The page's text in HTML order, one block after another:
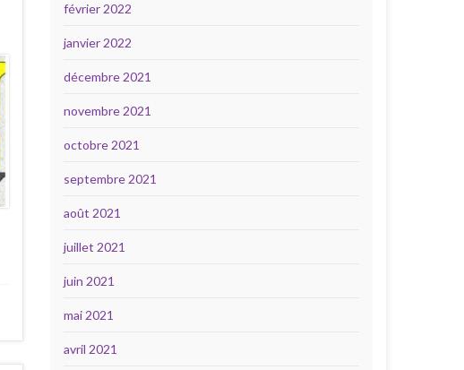
février 2022
janvier 2022
décembre 2021
novembre 2021
octobre 2021
septembre 2021
août 2021
juillet 2021
juin 2021
mai 2021
avril 2021